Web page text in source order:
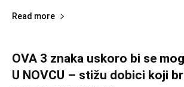
Read more
OVA 3 znaka uskoro bi se
U NOVCU – stižu dobici koji